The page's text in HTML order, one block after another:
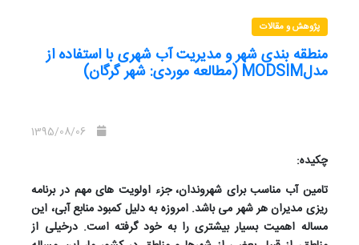
دشت تا عمق بین 50تا 100 متر مشخص گردد.
پژوهش و مقالات
منطقه بندی شھر و مدیریت آب شھری با استفاده از
مدلMODSIM (مطالعه موردی: شھر گرگان)
چکیده:
تامین آب مناسب برای شهروندان، جزء اولویت های مهم در برنامه
ریزی مدیران هر شهر می باشد. امروزه به دلیل کمبود منابع آبی، این
مساله اهمیت بسیار بیشتری را به خود گرفته است. درخیلی از